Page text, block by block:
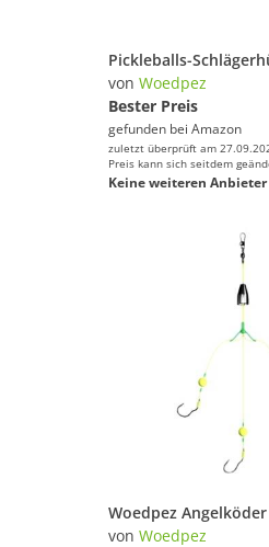
von Woedpez
Bester Preis
gefunden bei Amazon
zuletzt überprüft am
Preis kann sich seitdem
Keine weiteren Anbieter
von Woedpez